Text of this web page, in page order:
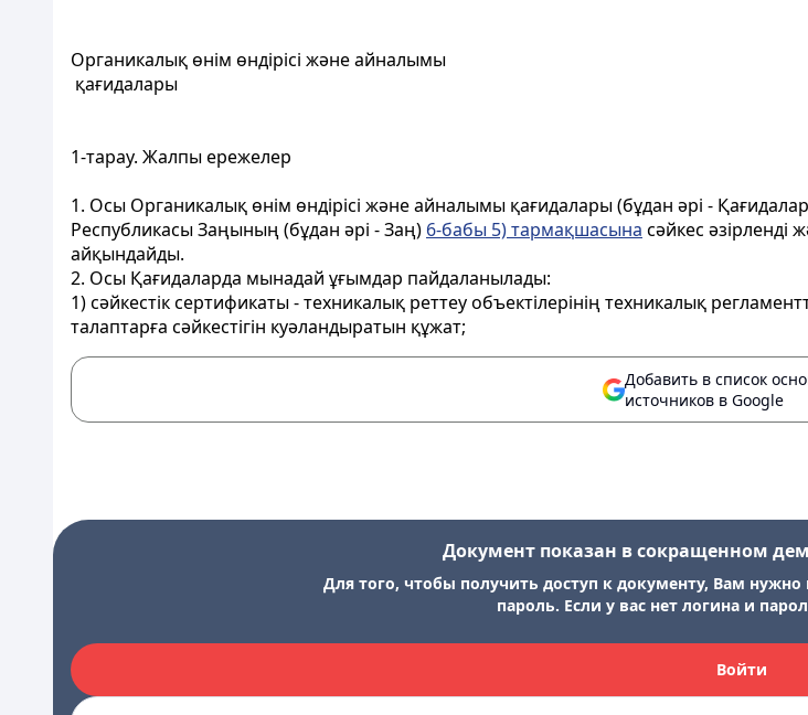
Органикалық өнім өндірісі және айналымы
қағидалары
1-тарау. Жалпы ережелер
1. Осы Органикалық өнім өндірісі және айналымы қағидалары (бұдан әрі -
Республикасы Заңының (бұдан әрі - Заң) 6-бабы 5) тармақшасына сәйкес әзірленді
айқындайды.
2. Осы Қағидаларда мынадай ұғымдар пайдаланылады:
1) сәйкестік сертификаты - техникалық реттеу объектілерінің техникалық
талаптарға сәйкестігін куәландыратын құжат;
Добавить в список
источников в Google
Документ показан в сокращенном
Для того, чтобы получить доступ к документу, Вам
пароль. Если у вас нет логина и
Войти